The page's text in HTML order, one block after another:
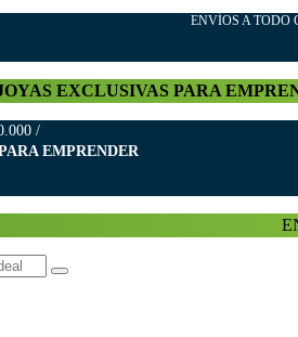
ENVÍOS A
EXCLUSIVAS PARA
/
EMPRENDER